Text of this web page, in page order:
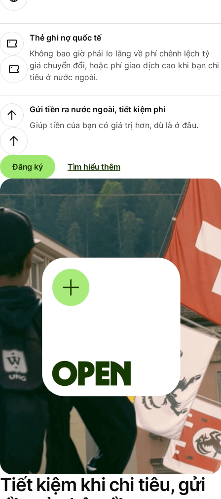
Thẻ ghi nợ quốc tế
Không bao giờ phải lo lắng về phí chênh lệch tỷ
giá chuyển đổi, hoặc phí giao dịch cao khi bạn chi
tiêu ở nước ngoài.
Gửi tiền ra nước ngoài, tiết kiệm phí
Giúp tiền của bạn có giá trị hơn, dù là ở đâu.
Đăng ký Tìm hiểu thêm
Tiết kiệm khi chi tiêu, gửi